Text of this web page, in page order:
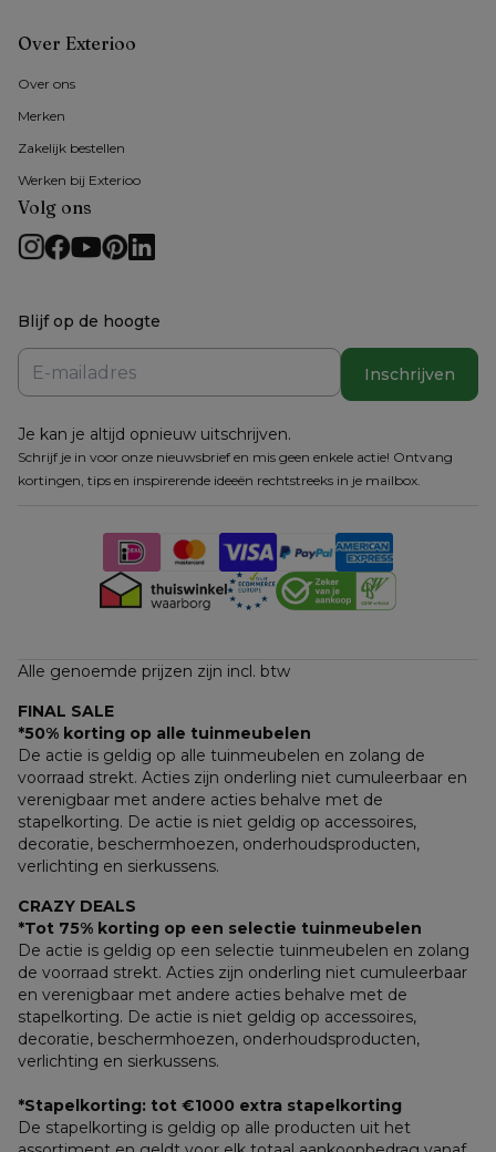
Over Exterioo
Over ons
Merken
Zakelijk bestellen
Werken bij Exterioo
Volg ons
Blijf op de hoogte
Inschrijven
Je kan je altijd opnieuw uitschrijven.
Schrijf je in voor onze nieuwsbrief en mis geen enkele actie! Ontvang
kortingen, tips en inspirerende ideeën rechtstreeks in je mailbox.
Alle genoemde prijzen zijn incl. btw
FINAL SALE
*50% korting op alle tuinmeubelen
De actie is geldig op alle tuinmeubelen en zolang de
voorraad strekt. Acties zijn onderling niet cumuleerbaar en
verenigbaar met andere acties behalve met de
stapelkorting. De actie is niet geldig op accessoires,
decoratie, beschermhoezen, onderhoudsproducten,
verlichting en sierkussens.
CRAZY DEALS
*Tot 75% korting op een selectie tuinmeubelen
De actie is geldig op een selectie tuinmeubelen en zolang
de voorraad strekt. Acties zijn onderling niet cumuleerbaar
en verenigbaar met andere acties behalve met de
stapelkorting. De actie is niet geldig op accessoires,
decoratie, beschermhoezen, onderhoudsproducten,
verlichting en sierkussens.
*Stapelkorting: tot €1000 extra stapelkorting
De stapelkorting is geldig op alle producten uit het